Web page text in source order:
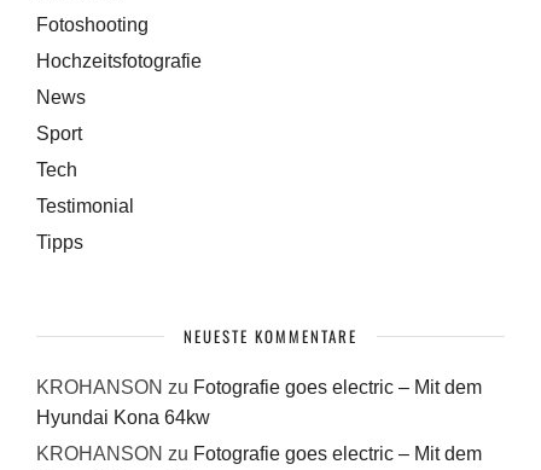
Fotoshooting
Hochzeitsfotografie
News
Sport
Tech
Testimonial
Tipps
NEUESTE KOMMENTARE
KROHANSON zu Fotografie goes electric – Mit dem
Hyundai Kona 64kw
KROHANSON zu Fotografie goes electric – Mit dem